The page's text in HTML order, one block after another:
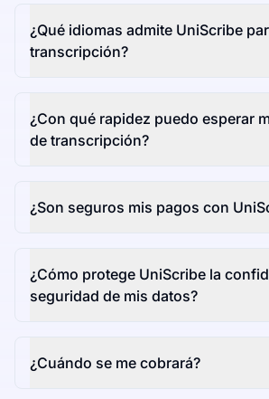
¿Qué idiomas admite UniScribe
transcripción?
¿Con qué rapidez puedo esperar
de transcripción?
¿Son seguros mis pagos con
¿Cómo protege UniScribe la
seguridad de mis datos?
¿Cuándo se me cobrará?